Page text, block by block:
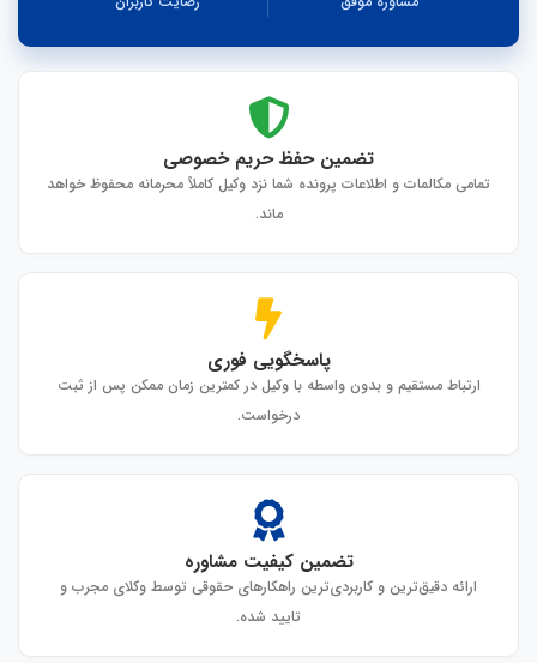
تضمین حفظ حریم خصوصی
تمامی مکالمات و اطلاعات پرونده شما نزد وکیل کاملاً محرمانه محفوظ خواهد
ماند.
پاسخگویی فوری
ارتباط مستقیم و بدون واسطه با وکیل در کمترین زمان ممکن پس از ثبت
درخواست.
تضمین کیفیت مشاوره
ارائه دقیق‌ترین و کاربردی‌ترین راهکارهای حقوقی توسط وکلای مجرب و
تایید شده.